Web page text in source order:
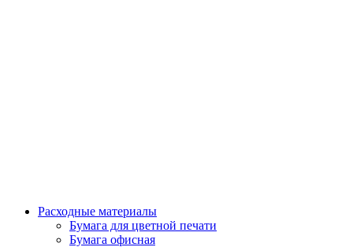
Расходные материалы
Бумага для цветной печати
Бумага офисная